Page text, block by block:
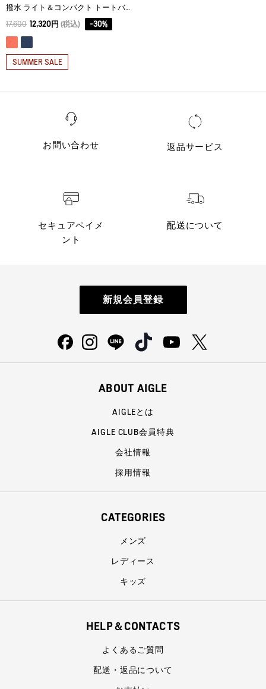
撥水 ライト＆コンパクト トートバッグ 25L
17,600 12,320円 (税込) -30%
SUMMER SALE
お問い合わせ 返品サービス
セキュアペイメ
ント
配送について
新規会員登録
ABOUT AIGLE
AIGLEとは
AIGLE CLUB会員特典
会社情報
採用情報
CATEGORIES
メンズ
レディース
キッズ
HELP＆CONTACTS
よくあるご質問
配送・返品について